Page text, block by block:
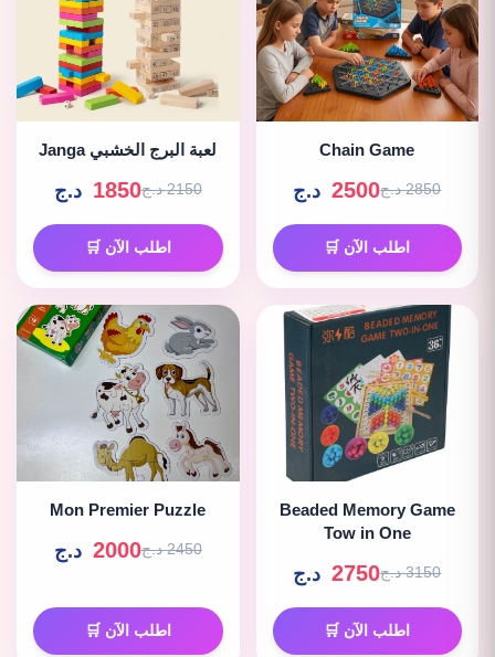
Chain Game
2850 د.ج 2500 د.ج
اطلب الآن 🛒
لعبة البرج الخشبي Janga
2150 د.ج 1850 د.ج
اطلب الآن 🛒
Beaded Memory Game
Tow in One
3150 د.ج 2750 د.ج
اطلب الآن 🛒
Mon Premier Puzzle
2450 د.ج 2000 د.ج
اطلب الآن 🛒